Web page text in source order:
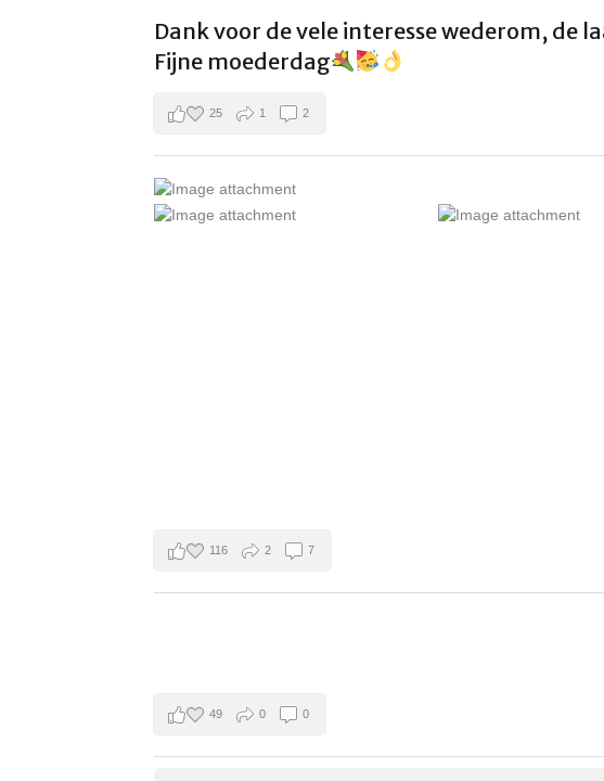
Dank voor de vele interesse wederom, de
Fijne moederdag
25 1 2
116 2 7
49 0 0